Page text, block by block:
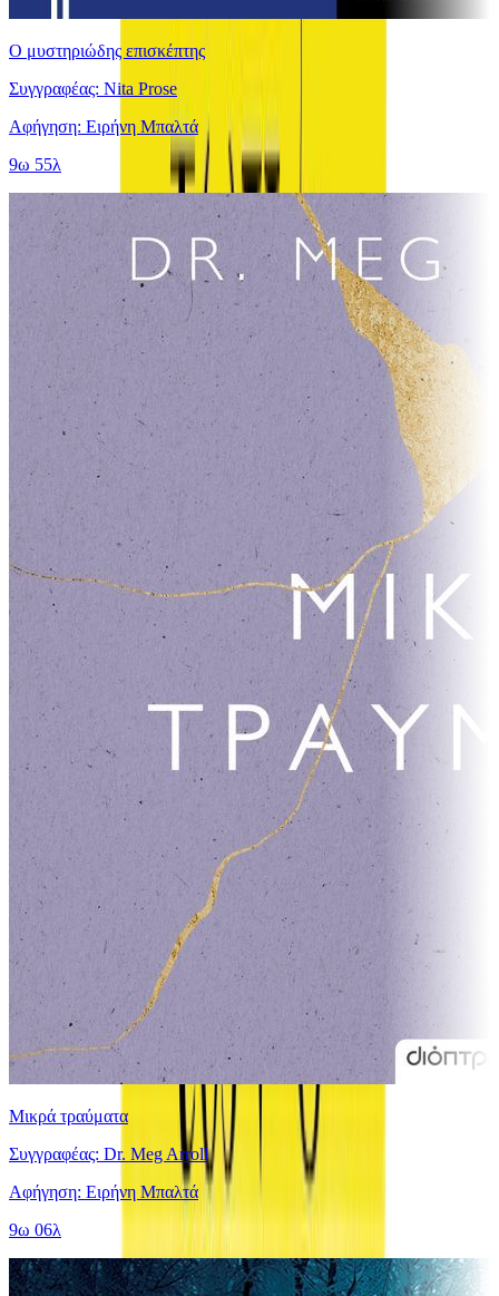
Ο μυστηριώδης επισκέπτης
Συγγραφέας: Nita Prose
Αφήγηση: Ειρήνη Μπαλτά
9ω 55λ
Μικρά τραύματα
Συγγραφέας: Dr. Meg Arroll
Αφήγηση: Ειρήνη Μπαλτά
9ω 06λ